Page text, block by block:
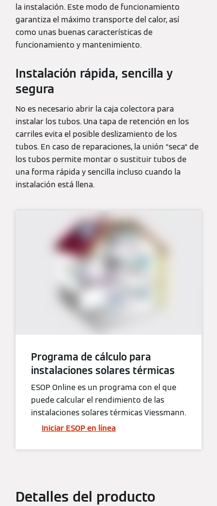
la instalación. Este modo de funcionamiento
garantiza el máximo transporte del calor, así
como unas buenas características de
funcionamiento y mantenimiento.
Instalación rápida, sencilla y
segura
No es necesario abrir la caja colectora para
instalar los tubos. Una tapa de retención en los
carriles evita el posible deslizamiento de los
tubos. En caso de reparaciones, la unión “seca“ de
los tubos permite montar o sustituir tubos de
una forma rápida y sencilla incluso cuando la
instalación está llena.
Programa de cálculo para
instalaciones solares térmicas
ESOP Online es un programa con el que
puede calcular el rendimiento de las
instalaciones solares térmicas Viessmann.
Iniciar ESOP en línea
Detalles del producto